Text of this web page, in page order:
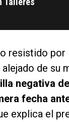
resistido por
de su
negativa
fecha
explica el